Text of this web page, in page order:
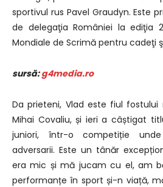
sportivul rus Pavel Graudyn. Este
de delegaţia României la ediţia
Mondiale de Scrimă pentru cadeţi
sursă:g4media.ro
Da prieteni, Vlad este fiul
Mihai Covaliu, și ieri a câștigat
juniori, într-o competiție
adversarii. Este un tânăr
era mic și mă jucam cu el, am
performanțe în sport și-n viață,